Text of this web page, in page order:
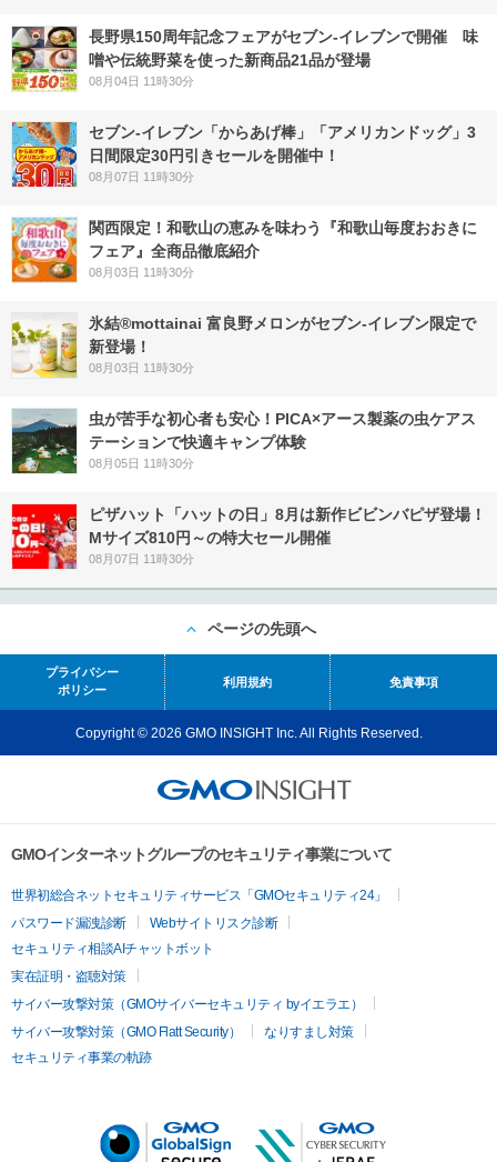
長野県150周年記念フェアがセブン-イレブンで開催 味
噌や伝統野菜を使った新商品21品が登場
08月04日 11時30分
セブン‐イレブン「からあげ棒」「アメリカンドッグ」3
日間限定30円引きセールを開催中！
08月07日 11時30分
関西限定！和歌山の恵みを味わう『和歌山毎度おおきに
フェア』全商品徹底紹介
08月03日 11時30分
氷結®mottainai 富良野メロンがセブン‐イレブン限定で
新登場！
08月03日 11時30分
虫が苦手な初心者も安心！PICA×アース製薬の虫ケアス
テーションで快適キャンプ体験
08月05日 11時30分
ピザハット「ハットの日」8月は新作ビビンバピザ登場！
Mサイズ810円～の特大セール開催
08月07日 11時30分
ページの先頭へ
プライバシー
ポリシー
利用規約 免責事項
Copyright © 2026 GMO INSIGHT Inc. All Rights Reserved.
GMOインターネットグループのセキュリティ事業について
世界初総合ネットセキュリティサービス「GMOセキュリティ24」
パスワード漏洩診断
Webサイトリスク診断
セキュリティ相談AIチャットボット
実在証明・盗聴対策
サイバー攻撃対策（GMOサイバーセキュリティ byイエラエ）
サイバー攻撃対策（GMO Flatt Security）
なりすまし対策
セキュリティ事業の軌跡